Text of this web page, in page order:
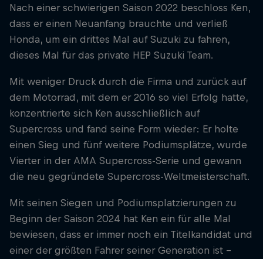
Nach einer schwierigen Saison 2022 beschloss Ken,
dass er einen Neuanfang brauchte und verließ
Honda, um ein drittes Mal auf Suzuki zu fahren,
dieses Mal für das private HEP Suzuki Team.
Mit weniger Druck durch die Firma und zurück auf
dem Motorrad, mit dem er 2016 so viel Erfolg hatte,
konzentrierte sich Ken ausschließlich auf
Supercross und fand seine Form wieder: Er holte
einen Sieg und fünf weitere Podiumsplätze, wurde
Vierter in der AMA Supercross-Serie und gewann
die neu gegründete Supercross-Weltmeisterschaft.
Mit seinen Siegen und Podiumsplatzierungen zu
Beginn der Saison 2024 hat Ken ein für alle Mal
bewiesen, dass er immer noch ein Titelkandidat und
einer der größten Fahrer seiner Generation ist -